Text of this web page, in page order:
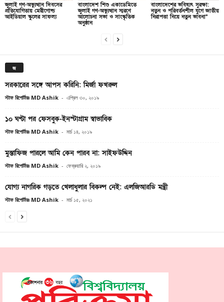
জুলাই গণ-অভ্যুত্থান দিবসের
প্রতিযোগিতায় মেরীগোল্ড
আইডিয়াল স্কুলের সাফল্য
বাংলাদেশ শিশু একাডেমিতে
জুলাই গণ-অভ্যুত্থান স্মরণে
আলোচনা সভা ও সাংস্কৃতিক
অনুষ্ঠান
বাংলাদেশের ভবিষ্যৎ সুরক্ষা:
নতুন ও পরিবর্তনশীল যুগে জাতীয়
নিরাপত্তা নিয়ে নতুন ভাবনা”
জ
সরকারের সঙ্গে আপস করিনি: মির্জা ফখরুল
স্টাফ রিপোর্টারঃ MD Ashik - এপ্রিল ৩০, ২০১৯
১০ ঘণ্টা পর ফেসবুক-ইনস্টাগ্রাম স্বাভাবিক
স্টাফ রিপোর্টারঃ MD Ashik - মার্চ ১৪, ২০১৯
মুস্তাফিজ পারলে আমি কেন পারব না: সাইফউদ্দিন
স্টাফ রিপোর্টারঃ MD Ashik - ফেব্রুয়ারি ২, ২০১৯
যোগ্য নাগরিক গড়তে খেলাধুলার বিকল্প নেই: এলজিআরডি মন্ত্রী
স্টাফ রিপোর্টারঃ MD Ashik - মার্চ ১৫, ২০২১